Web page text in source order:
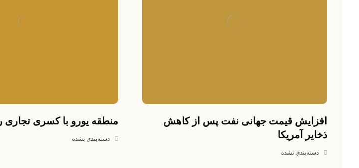
افزایش قیمت جهانی نفت پس از کاهش
ذخایر آمریکا
دسته‌بندی نشده
منطقه یورو با کسری تجاری
دسته‌بندی نشده